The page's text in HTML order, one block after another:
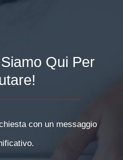
Qui Per
con un messaggio